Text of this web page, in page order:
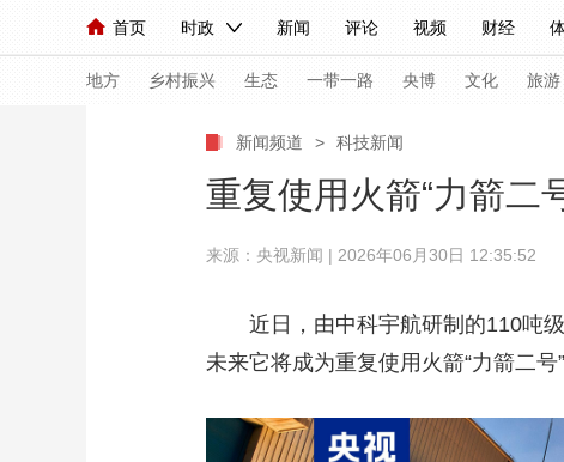
首页 时政 新闻 评论 视频 财经
人民领袖习近平 联播+ 中国领导人 央视快评 习式
直播 栏目大全 节目单 听音 微视频 主
海外频道 iPanda English Монгол
地方 乡村振兴 生态 一带一路 央博 文化 旅游
人民领袖习近平 联播+ 热解读 天天学习
小央视频 小央直播 直播中国 熊猫频
前线 比划 快看 蓝海中国 新兵请
新闻频道 > 科技新闻
重复使用火箭“力箭二
来源： 央视新闻 | 2026年06月30日 12:35:52
近日，由中科宇航研制的110吨级
未来它将成为重复使用火箭“力箭二号